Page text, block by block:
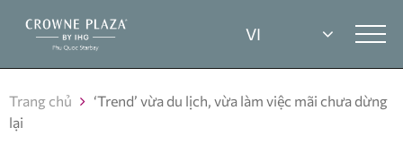
Trang chủ
‘Trend’ vừa du lịch, vừa làm việc mãi chưa dừng
lại